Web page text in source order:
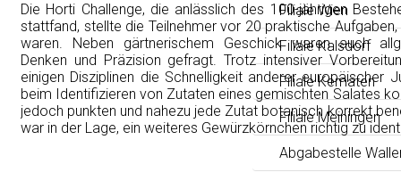
Filiale Wien
Filiale Kalsdorf
Filiale Kematen
Filiale Meiningen
Abgabestelle
Die Horti Challenge, die anlässlich des 100-jährigen
stattfand, stellte die Teilnehmer vor 20 praktische
waren. Neben gärtnerischem Geschick waren auch
Denken und Präzision gefragt. Trotz intensiver
einigen Disziplinen die Schnelligkeit anderer europäischer
beim Identifizieren von Zutaten eines gemischten Salates
jedoch punkten und nahezu jede Zutat botanisch korrekt
war in der Lage, ein weiteres Gewürzkörnchen richtig zu